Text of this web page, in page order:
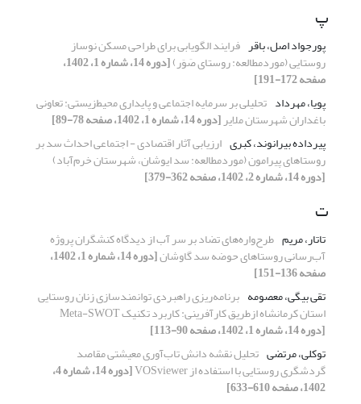
پ
پورجواد اصل، باقر فرایند الگویابی برای طراحی مسکن نوساز
روستایی (موردمطالعه: روستای صَوَر) [دوره 14، شماره 1، 1402،
صفحه 172-191]
پویا، مهرداد تحلیلی بر سرمایه اجتماعی و پایداری ‌محیط‌زیستی‌: تعاونی
باغداران شهرستان ملایر[دوره 14، شماره 1، 1402، صفحه 78-89]
پیرداده بیرانوند، کبری ارزیابی آثار اقتصادی - اجتماعی احداث سد بر
روستاهای پیرامون (موردمطالعه: سد ایوشان، شهرستان خرم‌آباد)
[دوره 14، شماره 2، 1402، صفحه 362-379]
ت
تاتار، مریم طرح‌واره‌های تضاد بر سر آب از دیدگاه کنشگران پروژه
آب‌رسانی روستاهای حوضه سد گاوشان [دوره 14، شماره 1، 1402،
صفحه 136-151]
تقی بیگی، معصومه برنامه‌ریزی راهبردی توانمندسازی زنان روستایی
استان کرمانشاه ازطریق کارآفرینی: کاربرد تکنیک Meta-SWOT
[دوره 14، شماره 1، 1402، صفحه 90-113]
توکلی، مرتضی تحلیل نقشه دانش تاب‌آوری معیشتی مقاصد
گردشگری روستایی با استفاده از VOSviewer [دوره 14، شماره 4،
1402، صفحه 610-633]